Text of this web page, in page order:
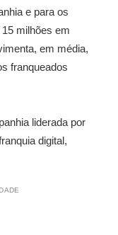
e para os
milhões em
em média,
franqueados
liderada por
digital,